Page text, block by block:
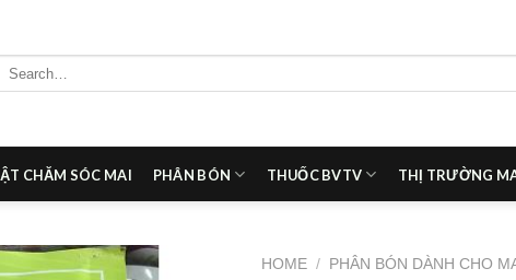
Search
CHĂM SÓC MAI PHÂN BÓN THUỐC BVTV THỊ TRƯỜNG
HOME / PHÂN BÓN DÀNH CHO